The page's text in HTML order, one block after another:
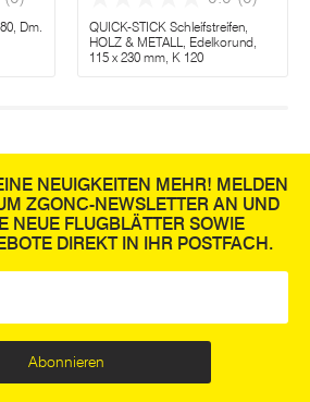
Dm.
QUICK-STICK Schleifstreifen,
HOLZ & METALL, Edelkorund,
115 x 230 mm, K 120
NEUIGKEITEN MEHR! MELDEN
ZGONC-NEWSLETTER AN UND
NEUE FLUGBLÄTTER SOWIE
DIREKT IN IHR POSTFACH.
Abonnieren